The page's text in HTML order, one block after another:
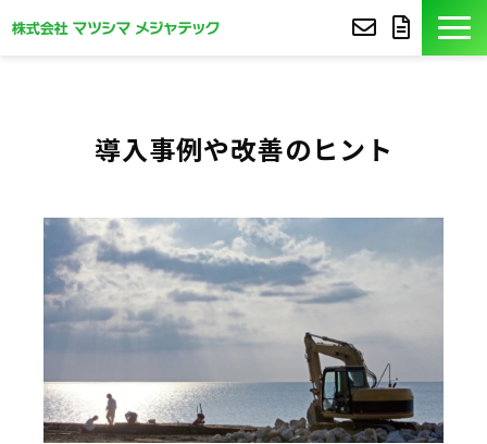
コア技術
セミナー
よくあるご質問
導入事例や改善のヒント